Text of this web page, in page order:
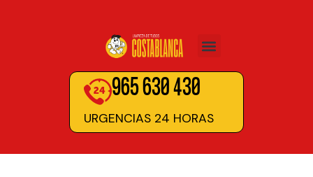
965 630 430
URGENCIAS 24 HORAS